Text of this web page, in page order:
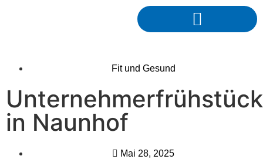
Fit und Gesund
Unternehmerfrühstück
in Naunhof
Mai 28, 2025